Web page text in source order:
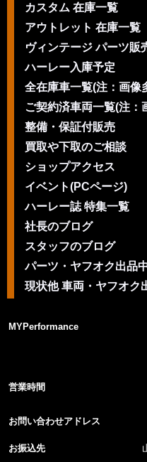
カスタム 在庫一覧
アウトレット 在庫一覧
ヴィンテージ パーツ販
ハーレー入庫予定
全在庫車一覧(注：画像
ご契約済車両一覧(注：
整備・保証付販売
買取や下取のご相談
ショップアクセス
イベント(PCページ)
ハーレー誌 特集一覧
社長のブログ
スタッフのブログ
パーツ・ヤフオク出品
現状他 車両・ヤフオク
MYPerformance
営業時間
お問い合わせアドレス
お振込先